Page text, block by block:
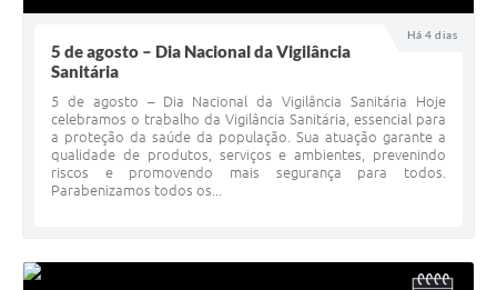
Há 4 dias
5 de agosto – Dia Nacional da Vigilância
Sanitária
5 de agosto – Dia Nacional da Vigilância Sanitária Hoje
celebramos o trabalho da Vigilância Sanitária, essencial para
a proteção da saúde da população. Sua atuação garante a
qualidade de produtos, serviços e ambientes, prevenindo
riscos e promovendo mais segurança para todos.
Parabenizamos todos os...